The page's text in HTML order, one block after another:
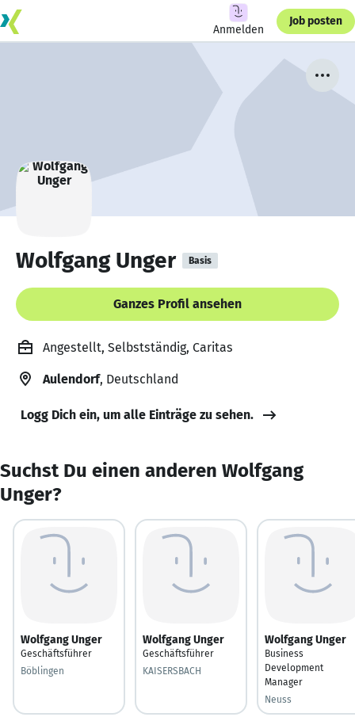
Anmelden
Job posten
Wolfgang Unger Basis
Ganzes Profil ansehen
Angestellt, Selbstständig, Caritas
Aulendorf, Deutschland
Logg Dich ein, um alle Einträge zu sehen.
Suchst Du einen anderen Wolfgang
Unger?
Wolfgang Unger
Geschäftsführer
Böblingen
Wolfgang Unger
Geschäftsführer
KAISERSBACH
Wolfgang Unger
Business
Development
Manager
Neuss